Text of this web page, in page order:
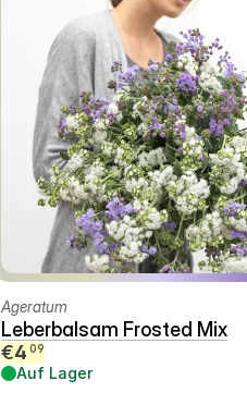
Ageratum
Leberbalsam Frosted Mix
€4 09
Auf Lager